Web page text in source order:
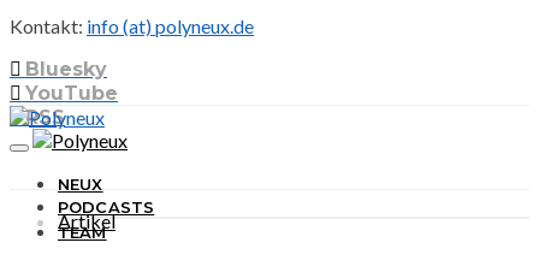
Kontakt: info (at) polyneux.de
Bluesky
YouTube
RSS
NEUX
PODCASTS
TEAM
Artikel